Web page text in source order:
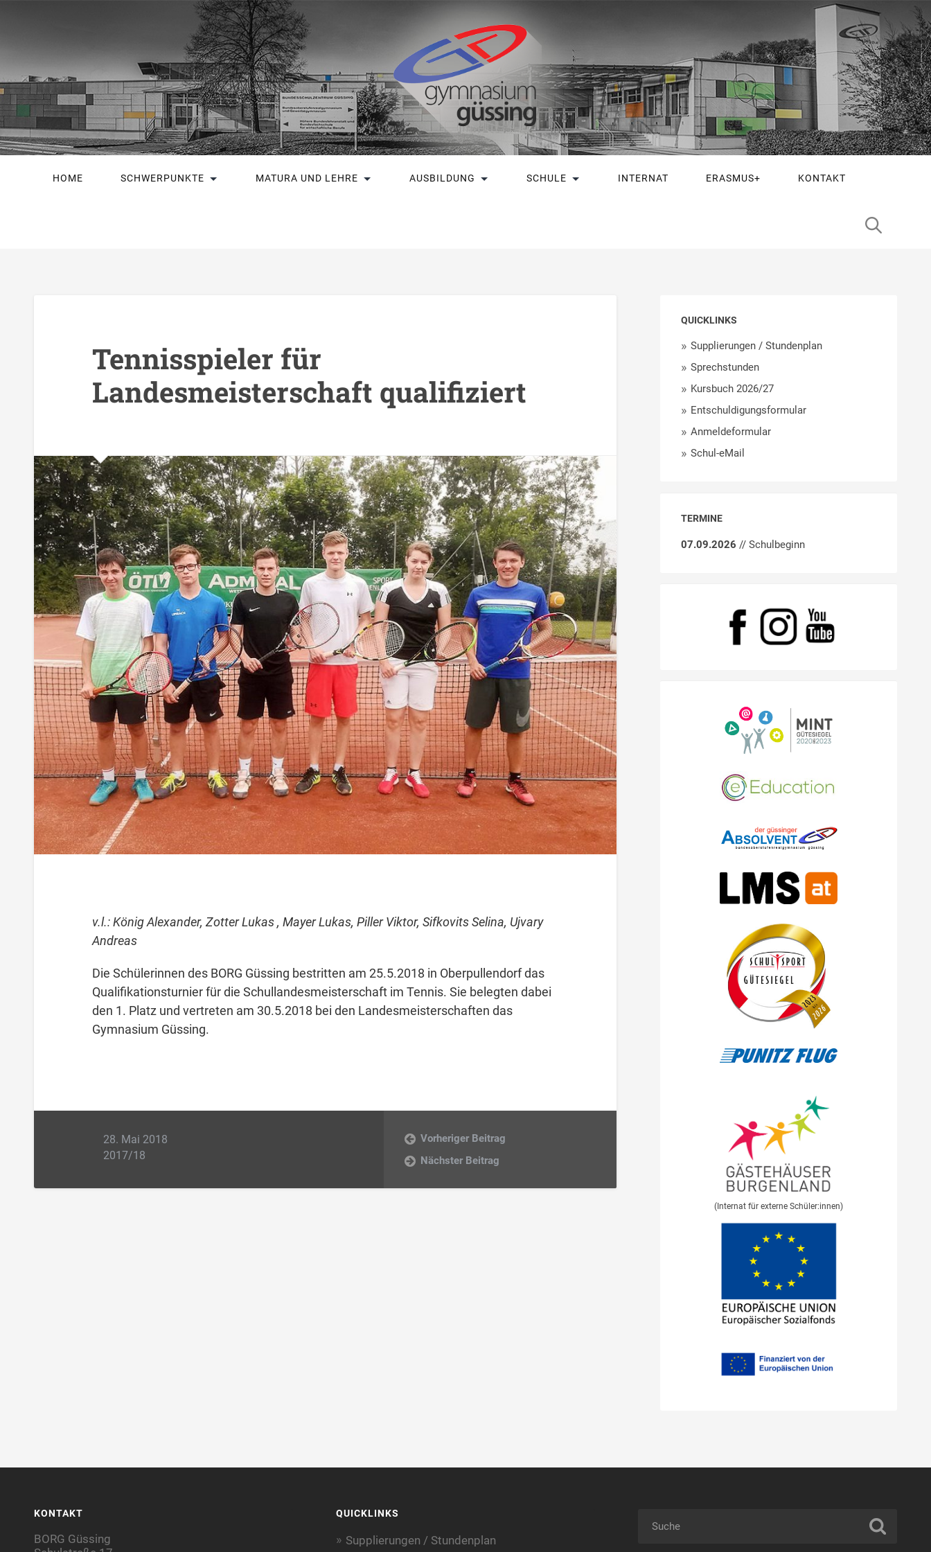
HOME SCHWERPUNKTE MATURA UND LEHRE AUSBILDUNG SCHULE INTERNAT ERASMUS+ KONTAKT
Tennisspieler für
Landesmeisterschaft qualifiziert
v.l.: König Alexander, Zotter Lukas , Mayer Lukas, Piller Viktor, Sifkovits Selina, Ujvary
Andreas
Die Schülerinnen des BORG Güssing bestritten am 25.5.2018 in Oberpullendorf das
Qualifikationsturnier für die Schullandesmeisterschaft im Tennis. Sie belegten dabei
den 1. Platz und vertreten am 30.5.2018 bei den Landesmeisterschaften das
Gymnasium Güssing.
28. Mai 2018
2017/18
Vorheriger Beitrag
Nächster Beitrag
QUICKLINKS
Supplierungen / Stundenplan
Sprechstunden
Kursbuch 2026/27
Entschuldigungsformular
Anmeldeformular
Schul-eMail
TERMINE
07.09.2026 // Schulbeginn
(Internat für externe Schüler:innen)
KONTAKT
BORG Güssing
QUICKLINKS
Supplierungen / Stundenplan